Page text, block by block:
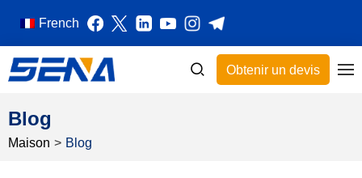
French
Obtenir un devis
Blog
Maison > Blog